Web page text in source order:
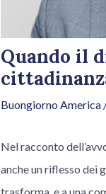
Quando il
Buongiorno America
Nel racconto
anche un riflesso dei